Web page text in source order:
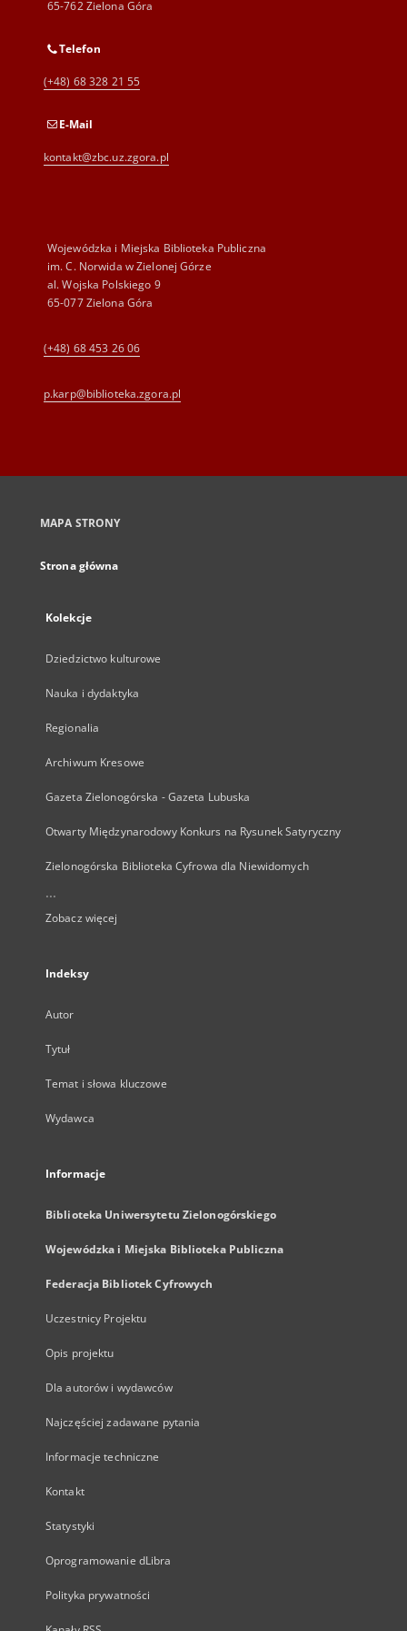
65-762 Zielona Góra
Telefon
(+48) 68 328 21 55
E-Mail
kontakt@zbc.uz.zgora.pl
Wojewódzka i Miejska Biblioteka Publiczna
im. C. Norwida w Zielonej Górze
al. Wojska Polskiego 9
65-077 Zielona Góra
(+48) 68 453 26 06
p.karp@biblioteka.zgora.pl
MAPA STRONY
Strona główna
Kolekcje
Dziedzictwo kulturowe
Nauka i dydaktyka
Regionalia
Archiwum Kresowe
Gazeta Zielonogórska - Gazeta Lubuska
Otwarty Międzynarodowy Konkurs na Rysunek Satyryczny
Zielonogórska Biblioteka Cyfrowa dla Niewidomych
...
Zobacz więcej
Indeksy
Autor
Tytuł
Temat i słowa kluczowe
Wydawca
Informacje
Biblioteka Uniwersytetu Zielonogórskiego
Wojewódzka i Miejska Biblioteka Publiczna
Federacja Bibliotek Cyfrowych
Uczestnicy Projektu
Opis projektu
Dla autorów i wydawców
Najczęściej zadawane pytania
Informacje techniczne
Kontakt
Statystyki
Oprogramowanie dLibra
Polityka prywatności